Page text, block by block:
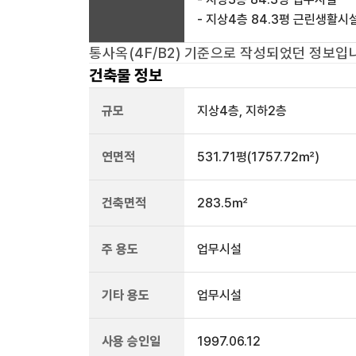
- 지상4층 84.3평 근린생활시
통사옥(4F/B2) 기준으로 작성되었던 정보입
건축물 정보
규모 지상4층, 지하2층
연면적 531.71평(1757.72㎡)
건축면적 283.5㎡
주 용도 업무시설
기타 용도 업무시설
사용 승인일 1997.06.12